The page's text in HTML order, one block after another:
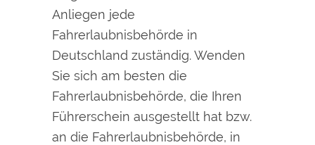
Anliegen jede
Fahrerlaubnisbehörde in
Deutschland zuständig. Wenden
Sie sich am besten die
Fahrerlaubnisbehörde, die Ihren
Führerschein ausgestellt hat bzw.
an die Fahrerlaubnisbehörde, in